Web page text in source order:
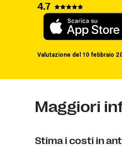
4.7
Valutazione del 10 febbraio
Maggiori
Stima i costi in